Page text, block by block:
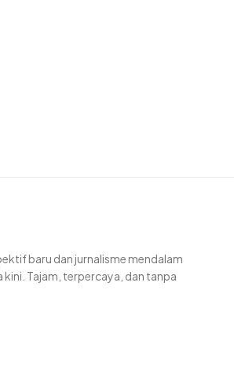
baru dan jurnalisme mendalam
kini. Tajam, terpercaya, dan tanpa